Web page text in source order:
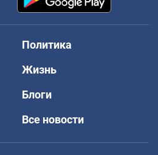
Политика
Жизнь
Блоги
Все новости